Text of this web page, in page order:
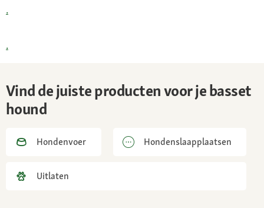
.
.
Vind de juiste producten voor je basset
hound
Hondenvoer Hondenslaapplaatsen
Uitlaten